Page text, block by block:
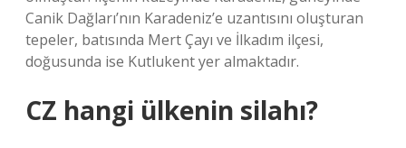
Canik Dağları’nın Karadeniz’e uzantısını oluşturan
tepeler, batısında Mert Çayı ve İlkadım ilçesi,
doğusunda ise Kutlukent yer almaktadır.
CZ hangi ülkenin silahı?